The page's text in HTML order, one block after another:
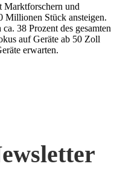
Marktforschern und
Millionen Stück ansteigen.
38 Prozent des gesamten
auf Geräte ab 50 Zoll
erwarten.